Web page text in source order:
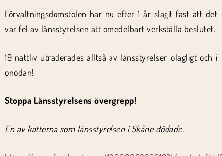
Förvaltningsdomstolen har nu efter 1 år slagit fast att det
var fel av länsstyrelsen att omedelbart verkställa beslutet.
19 nattliv utraderades alltså av länsstyrelsen olagligt och i
onödan!
Stoppa Länsstyrelsens övergrepp!
En av katterna som länsstyrelsen i Skåne dödade.